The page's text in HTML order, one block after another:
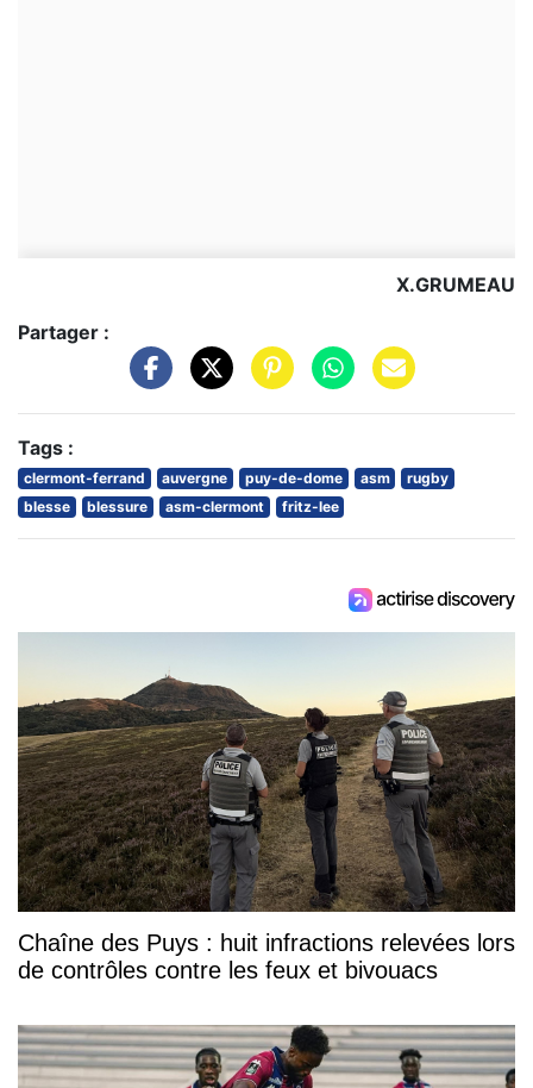
X.GRUMEAU
Partager :
Tags :
clermont-ferrand auvergne puy-de-dome asm
rugby
blesse
blessure asm-clermont fritz-lee
Chaîne des Puys : huit infractions relevées lors
de contrôles contre les feux et bivouacs